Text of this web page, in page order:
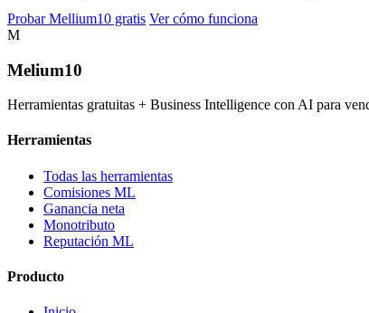
Probar Mellium10 gratis Ver cómo funciona
M
Melium10
Herramientas gratuitas + Business Intelligence con AI para
Herramientas
Todas las herramientas
Comisiones ML
Ganancia neta
Monotributo
Reputación ML
Producto